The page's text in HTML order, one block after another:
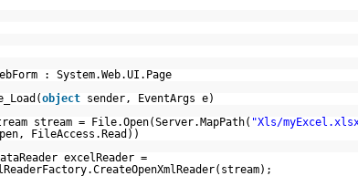
: System.Web.UI.Page
object
sender, EventArgs e)
stream = File.Open(Server.MapPath( "Xls/
FileAccess.Read))
excelReader =